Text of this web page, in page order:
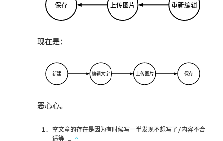
重新编辑
上传图片
保存
现在是：
新建 编辑文字 上传图片 保存
恶心心。
空文章的存在是因为有时候写一半发现不想写了/内容不合
适等…… ^